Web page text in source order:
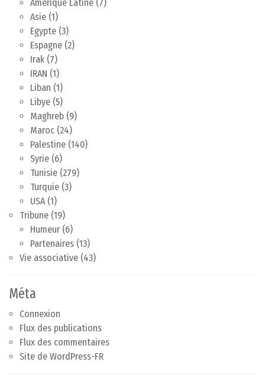
Amérique Latine (7)
Asie (1)
Egypte (3)
Espagne (2)
Irak (7)
IRAN (1)
Liban (1)
Libye (5)
Maghreb (9)
Maroc (24)
Palestine (140)
Syrie (6)
Tunisie (279)
Turquie (3)
USA(1)
Tribune (19)
Humeur (6)
Partenaires (13)
Vie associative (43)
Méta
Connexion
Flux des publications
Flux des commentaires
Site de WordPress-FR